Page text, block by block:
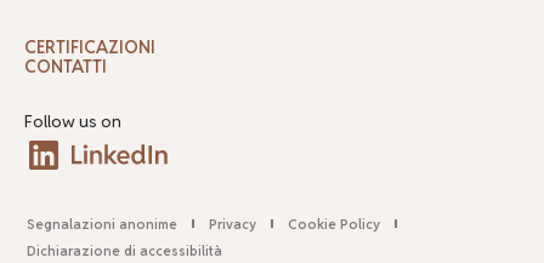
Follow us on​
CERTIFICAZIONI
CONTATTI
Segnalazioni anonime Privacy
Cookie Policy
Dichiarazione di accessibilità